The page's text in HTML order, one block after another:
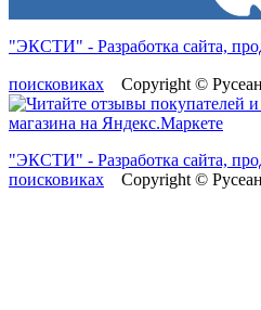
"ЭКСТИ" - Разработка сайта,
поисковиках Copyright ©
"ЭКСТИ" - Разработка сайта,
поисковиках Copyright ©